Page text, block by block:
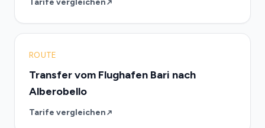
Tarife vergleichen
ROUTE
Transfer vom Flughafen Bari nach
Alberobello
Tarife vergleichen